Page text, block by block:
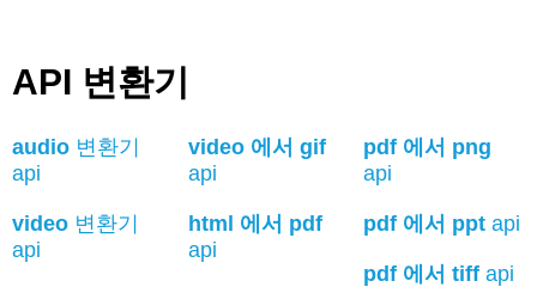
API 변환기
audio 변환기
api
video 변환기
api
video 에서 gif
api
html 에서 pdf
api
pdf 에서 png
api
pdf 에서 ppt api
pdf 에서 tiff api